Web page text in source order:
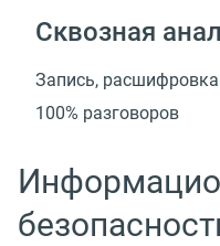
Сквозная
Запись,
100% разговоров